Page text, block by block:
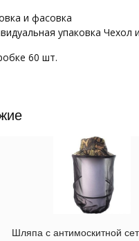
и фасовка
упаковка Чехол
60 шт.
Шляпа с антимоскитной